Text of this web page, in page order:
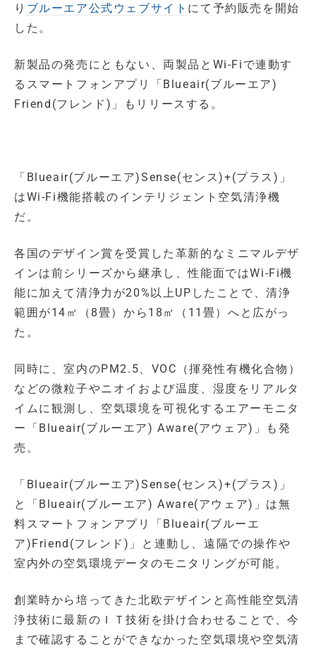
り ブルーエア公式ウェブサイト にて予約販売を開始
した。
新製品の発売にともない、両製品とWi-Fiで連動す
るスマートフォンアプリ「Blueair(ブルーエア)
Friend(フレンド)」もリリースする。
「Blueair(ブルーエア)Sense(センス)+(プラス)」
はWi-Fi機能搭載のインテリジェント空気清浄機
だ。
各国のデザイン賞を受賞した革新的なミニマルデザ
インは前シリーズから継承し、性能面ではWi-Fi機
能に加えて清浄力が20%以上UPしたことで、清浄
範囲が14㎡（8畳）から18㎡（11畳）へと広がっ
た。
同時に、室内のPM2.5、VOC（揮発性有機化合物）
などの微粒子やニオイおよび温度、湿度をリアルタ
イムに観測し、空気環境を可視化するエアーモニタ
ー「Blueair(ブルーエア) Aware(アウェア)」も発
売。
「Blueair(ブルーエア)Sense(センス)+(プラス)」
と「Blueair(ブルーエア) Aware(アウェア)」は無
料スマートフォンアプリ「Blueair(ブルーエ
ア)Friend(フレンド)」と連動し、遠隔での操作や
室内外の空気環境データのモニタリングが可能。
創業時から培ってきた北欧デザインと高性能空気清
浄技術に最新のＩＴ技術を掛け合わせることで、今
まで確認することができなかった空気環境や空気清